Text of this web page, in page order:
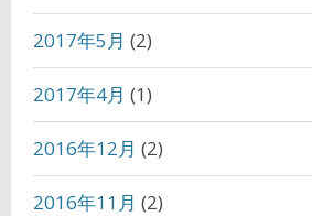
2017年5月 (2)
2017年4月 (1)
2016年12月 (2)
2016年11月 (2)